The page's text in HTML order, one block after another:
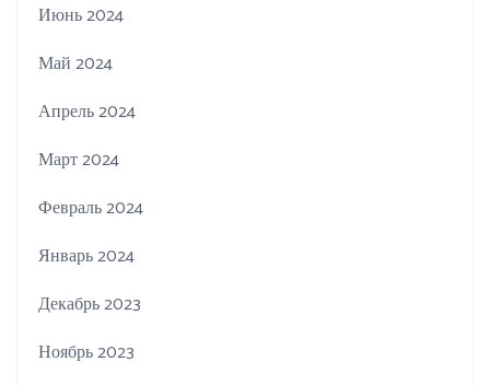
Июнь 2024
Май 2024
Апрель 2024
Март 2024
Февраль 2024
Январь 2024
Декабрь 2023
Ноябрь 2023